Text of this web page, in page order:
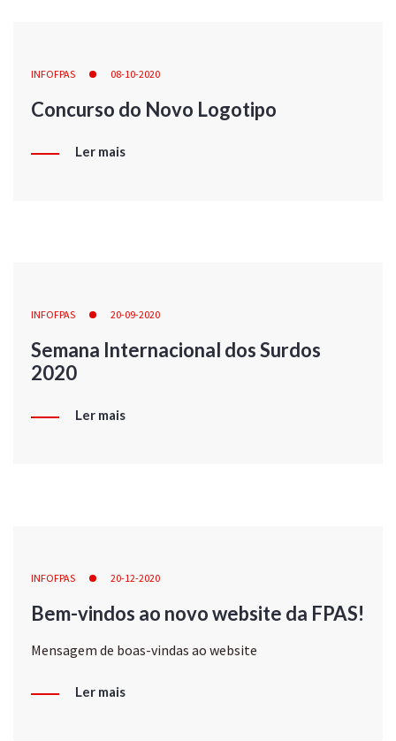
INFOFPAS 08-10-2020
Concurso do Novo Logotipo
Ler mais
INFOFPAS 20-09-2020
Semana Internacional dos Surdos
2020
Ler mais
INFOFPAS 20-12-2020
Bem-vindos ao novo website da FPAS!
Mensagem de boas-vindas ao website
Ler mais